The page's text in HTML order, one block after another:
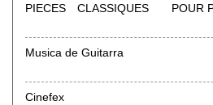
定休日：-
書籍の買取について
取り扱い分野
Musica de Guitarra
Cinefex